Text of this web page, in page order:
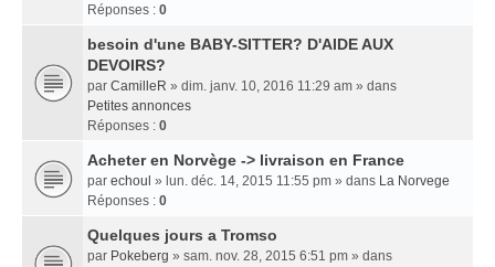
Réponses : 0
besoin d'une BABY-SITTER? D'AIDE AUX
DEVOIRS?
par CamilleR » dim. janv. 10, 2016 11:29 am » dans
Petites annonces
Réponses : 0
Acheter en Norvège -> livraison en France
par echoul » lun. déc. 14, 2015 11:55 pm » dans La Norvege
Réponses : 0
Quelques jours a Tromso
par Pokeberg » sam. nov. 28, 2015 6:51 pm » dans